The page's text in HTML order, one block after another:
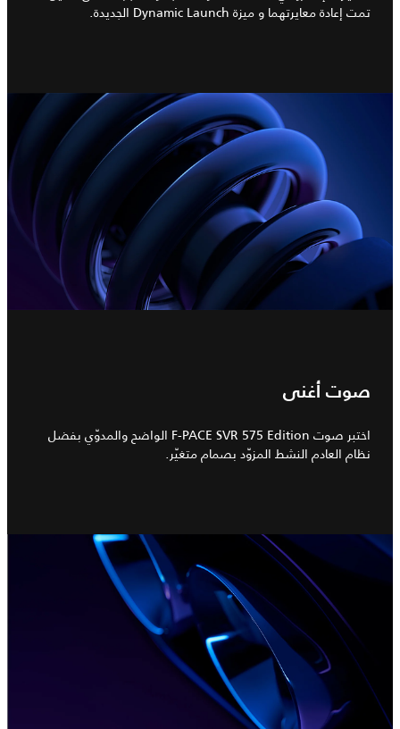
تمت إعادة معايرتهما و ميزة Dynamic Launch الجديدة.
صوت أغنى
اختبر صوت F-PACE SVR 575 Edition الواضح والمدوّي بفضل
نظام العادم النشط المزوّد بصمام متغيّر.